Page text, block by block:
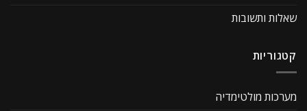
שאלות ותשובות
קטגוריות
מערכות מולטימדיה